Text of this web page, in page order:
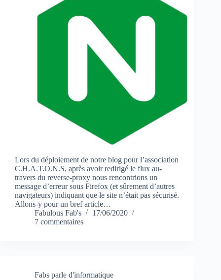
Lors du déploiement de notre blog pour l’association
C.H.A.T.O.N.S, après avoir redirigé le flux au-
travers du reverse-proxy nous rencontrions un
message d’erreur sous Firefox (et sûrement d’autres
navigateurs) indiquant que le site n’était pas sécurisé.
Allons-y pour un bref article…
Fabulous Fab's
17/06/2020
7 commentaires
Fabs parle d'informatique